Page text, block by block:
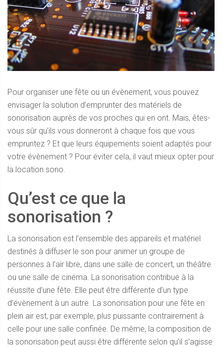
Pour organiser une fête ou un évènement, vous pouvez
envisager la solution d’emprunter des matériels de
sonorisation auprès de vos proches qui en ont. Mais, êtes-
vous sûr qu’ils vous donneront à chaque fois que vous
empruntez ? Et que leurs équipements soient adaptés pour
votre évènement ? Pour éviter cela, il vaut mieux opter pour
la location sono.
Qu’est ce que la
sonorisation ?
La sonorisation est l’ensemble des appareils et matériel
destinés à diffuser le son pour animer un groupe de
personnes à l’air libre, dans une salle de concert, un théâtre
ou une salle de cinéma. La sonorisation contribue à la
réussite d’une fête. Elle peut être différente d’un type
d’évènement à un autre. La sonorisation pour une fête en
plein air est, par exemple, plus puissante contrairement à
celle pour une salle confinée. De même, la composition de
la sonorisation peut aussi être différente selon qu’il s’agisse